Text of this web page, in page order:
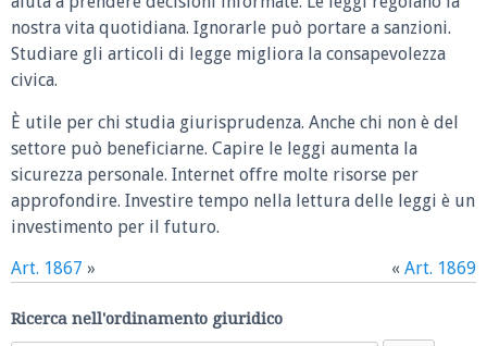
nostra vita quotidiana. Ignorarle può portare a sanzioni.
Studiare gli articoli di legge migliora la consapevolezza
civica.
È utile per chi studia giurisprudenza. Anche chi non è del
settore può beneficiarne. Capire le leggi aumenta la
sicurezza personale. Internet offre molte risorse per
approfondire. Investire tempo nella lettura delle leggi è un
investimento per il futuro.
Art. 1867 » « Art. 1869
Ricerca nell'ordinamento giuridico